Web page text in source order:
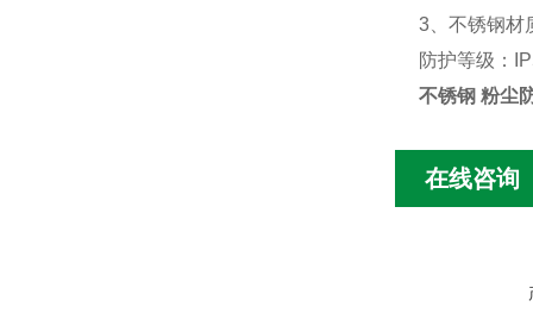
3、不锈钢材
防护等级：
不锈钢 粉尘
在线咨询